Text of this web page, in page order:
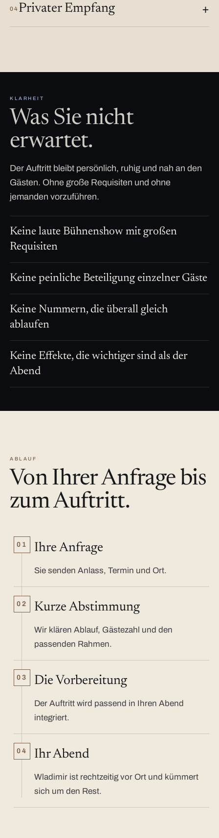
04 Privater Empfang
KLARHEIT
Was Sie nicht
erwartet.
Der Auftritt bleibt persönlich, ruhig und nah an den
Gästen. Ohne große Requisiten und ohne
jemanden vorzuführen.
Keine laute Bühnenshow mit großen
Requisiten
Keine peinliche Beteiligung einzelner Gäste
Keine Nummern, die überall gleich
ablaufen
Keine Effekte, die wichtiger sind als der
Abend
ABLAUF
Von Ihrer Anfrage bis
zum Auftritt.
01 Ihre Anfrage
Sie senden Anlass, Termin und Ort.
02 Kurze Abstimmung
Wir klären Ablauf, Gästezahl und den
passenden Rahmen.
03 Die Vorbereitung
Der Auftritt wird passend in Ihren Abend
integriert.
04 Ihr Abend
Wladimir ist rechtzeitig vor Ort und kümmert
sich um den Rest.